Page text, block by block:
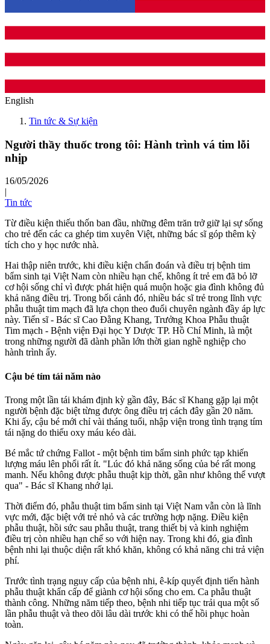
English
Tin tức & Sự kiện
Người thầy thuốc trong tôi: Hành trình vá tim lỗi
nhịp
16/05/2026
|
Tin tức
Từ điều kiện thiếu thốn ban đầu, những đêm trăn trở giữ lại sự sống
cho trẻ đến các ca ghép tim xuyên Việt, những bác sĩ góp thêm kỳ
tích cho y học nước nhà.
Hai thập niên trước, khi điều kiện chẩn đoán và điều trị bệnh tim
bẩm sinh tại Việt Nam còn nhiều hạn chế, không ít trẻ em đã bỏ lỡ
cơ hội sống chỉ vì được phát hiện quá muộn hoặc gia đình không đủ
khả năng điều trị. Trong bối cảnh đó, nhiều bác sĩ trẻ trong lĩnh vực
phẫu thuật tim mạch đã lựa chọn theo đuổi chuyên ngành đầy áp lực
này. Tiến sĩ - Bác sĩ Cao Đằng Khang, Trưởng Khoa Phẫu thuật
Tim mạch - Bệnh viện Đại học Y Dược TP. Hồ Chí Minh, là một
trong những người đã dành phần lớn thời gian nghề nghiệp cho
hành trình ấy.
Cậu bé tím tái năm nào
Trong một lần tái khám định kỳ gần đây, Bác sĩ Khang gặp lại một
người bệnh đặc biệt từng được ông điều trị cách đây gần 20 năm.
Khi ấy, cậu bé mới chỉ vài tháng tuổi, nhập viện trong tình trạng tím
tái nặng do thiếu oxy máu kéo dài.
Bé mắc tứ chứng Fallot - một bệnh tim bẩm sinh phức tạp khiến
lượng máu lên phổi rất ít. "Lúc đó khả năng sống của bé rất mong
manh. Nếu không được phẫu thuật kịp thời, gần như không thể vượt
qua" - Bác sĩ Khang nhớ lại.
Thời điểm đó, phẫu thuật tim bẩm sinh tại Việt Nam vẫn còn là lĩnh
vực mới, đặc biệt với trẻ nhỏ và các trường hợp nặng. Điều kiện
phẫu thuật, hồi sức sau phẫu thuật, trang thiết bị và kinh nghiệm
điều trị còn nhiều hạn chế so với hiện nay. Trong khi đó, gia đình
bệnh nhi lại thuộc diện rất khó khăn, không có khả năng chi trả viện
phí.
Trước tình trạng nguy cấp của bệnh nhi, ê-kíp quyết định tiến hành
phẫu thuật khẩn cấp để giành cơ hội sống cho em. Ca phẫu thuật
thành công. Những năm tiếp theo, bệnh nhi tiếp tục trải qua một số
lần phẫu thuật và theo dõi lâu dài trước khi có thể hồi phục hoàn
toàn.